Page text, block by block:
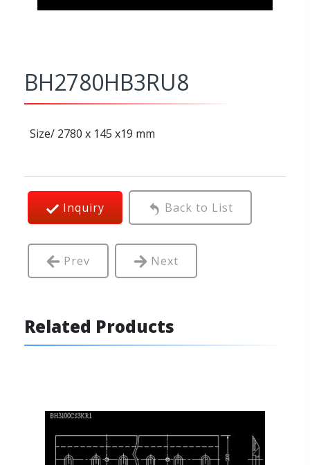
BH2780HB3RU8
Size/ 2780 x 145 x19 mm
Inquiry Back to List
Prev Next
Related Products